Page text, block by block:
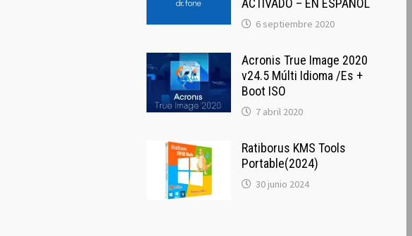
ACTIVADO – EN ESPAÑOL
6 septiembre 2020
Acronis True Image 2020
v24.5 Múlti Idioma /Es +
Boot ISO
7 abril 2020
Ratiborus KMS Tools
Portable(2024)
30 junio 2024